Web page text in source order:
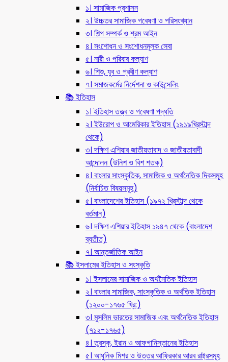
১। সামাজিক প্রশাসন
২। উচ্চতর সামাজিক গবেষণা ও পরিসংখ্যান
৩। শিল্প সম্পর্ক ও শ্রম আইন
৪। সংশোধন ও সংশোধনমূলক সেবা
৫। নারী ও পরিবার কল্যাণ
৬। শিশু, যুব ও প্রবীণ কল্যাণ
৭। সমাজকর্মের নির্দেশনা ও কাউন্সেলিং
📚 ইতিহাস
১। ইতিহাস তত্ত্ব ও গবেষণা পদ্ধতি
২। ইউরোপ ও আমেরিকার ইতিহাস (১৯১৯খ্রিস্টাব্দ
থেকে)
৩। দক্ষিণ এশিয়ার জাতীয়তাবাদ ও জাতীয়তাবাদী
আন্দোলন (উনিশ ও বিশ শতক)
৪। বাংলার সাংস্কৃতিক, সামাজিক ও অর্থনৈতিক দিকসমূহ
(নির্বাচিত বিষয়সমূহ)
৫। বাংলাদেশের ইতিহাস (১৯৭২ খ্রিস্টাব্দ থেকে
বর্তমান)
৬। দক্ষিণ এশিয়ার ইতিহাস ১৯৪৭ থেকে (বাংলাদেশ
ব্যতীত)
৭। আন্তর্জাতিক আইন
📚 ইসলামের ইতিহাস ও সংস্কৃতি
১। ইসলামের সামাজিক ও অর্থনৈতিক ইতিহাস
২। বাংলার সামাজিক, সাংস্কৃতিক ও অর্থতিক ইতিহাস
(১২০০-১৭৬৫ খ্রি:)
৩। মুসলিম ভারতের সামাজিক এবং অর্থনৈতিক ইতিহাস
(৭১২-১৭৬৫)
৪। তুরস্ক, ইরান ও আফগানিস্তানের ইতিহাস
৫। আধুনিক মিশর ও উত্তর আফ্রিকার আরব রাষ্ট্রসমূহ